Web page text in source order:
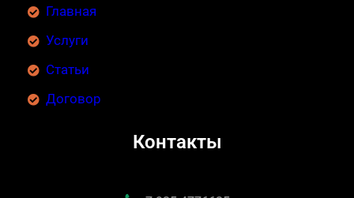
Главная
Услуги
Статьи
Договор
Контакты